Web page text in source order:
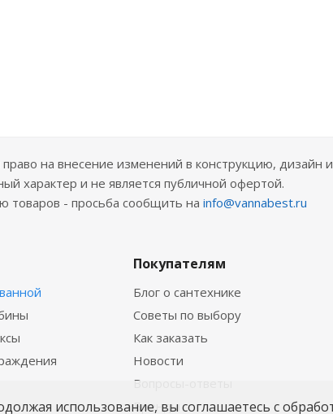
на внесение изменений в конструкцию, дизайн
характер и не является публичной офертой.
товаров - просьба сообщить на info@vannabest.ru
Покупателям
Блог о сантехнике
Советы по выбору
Как заказать
Новости
Вопросы-ответы
Бренды
использование, вы соглашаетесь с